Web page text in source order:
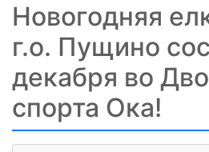
Новогодняя
г.о. Пущино
декабря во
спорта Ока!